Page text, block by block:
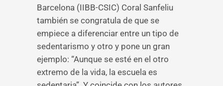
Barcelona (IIBB-CSIC) Coral Sanfeliu
también se congratula de que se
empiece a diferenciar entre un tipo de
sedentarismo y otro y pone un gran
ejemplo: “Aunque se esté en el otro
extremo de la vida, la escuela es